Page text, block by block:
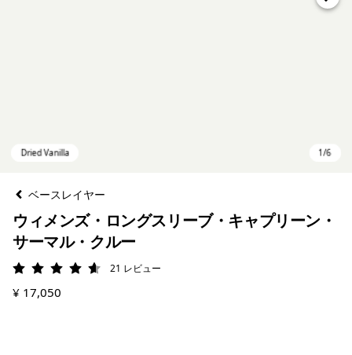
ベースレイヤー
ウィメンズ・ロングスリーブ・キャプリーン・
サーマル・クルー
評価: 4.6 / 5
21 レビュー
¥ 17,050